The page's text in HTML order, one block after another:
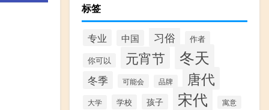
标签
专业 中国 习俗 作者
你可以 元宵节 冬天
冬季 可能会 品牌 唐代
大学 学校 孩子 宋代 寓意